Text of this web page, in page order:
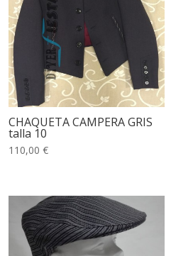
CHAQUETA CAMPERA GRIS
talla 10
110,00 €